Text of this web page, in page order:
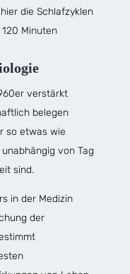
die Schlafzyklen
Minuten
verstärkt
belegen
so etwas wie
von Tag
sind.
in der Medizin
der